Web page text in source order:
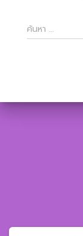
ค้
น
ห
ค้นหา …